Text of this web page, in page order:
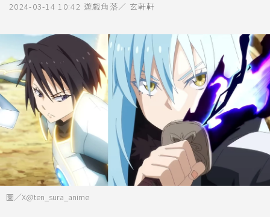
2024-03-14 10:42 遊戲角落／ 玄軒軒
圖／X@ten_sura_anime